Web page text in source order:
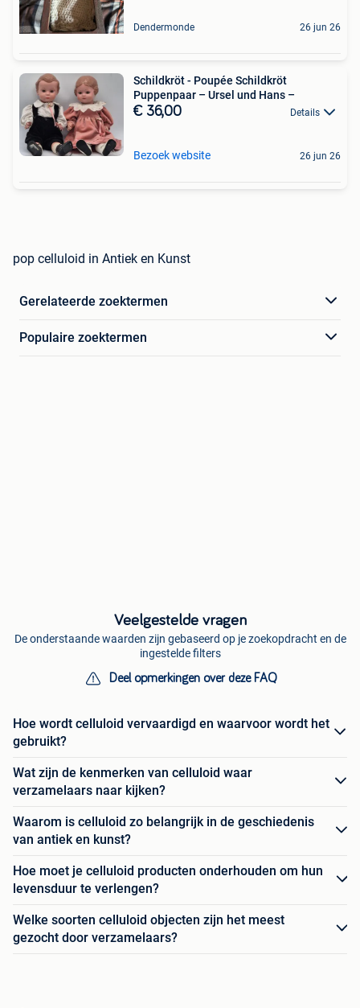
Dendermonde 26 jun 26
Schildkröt - Poupée Schildkröt
Puppenpaar – Ursel und Hans –
€ 36,00 Details
Bezoek website 26 jun 26
pop celluloid in Antiek en Kunst
Gerelateerde zoektermen
Populaire zoektermen
Veelgestelde vragen
De onderstaande waarden zijn gebaseerd op je zoekopdracht en de
ingestelde filters
Deel opmerkingen over deze FAQ
Hoe wordt celluloid vervaardigd en waarvoor wordt het
gebruikt?
Wat zijn de kenmerken van celluloid waar
verzamelaars naar kijken?
Waarom is celluloid zo belangrijk in de geschiedenis
van antiek en kunst?
Hoe moet je celluloid producten onderhouden om hun
levensduur te verlengen?
Welke soorten celluloid objecten zijn het meest
gezocht door verzamelaars?